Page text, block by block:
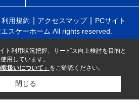
利用規約 アクセスマップ
PCサイト
スケーホーム All rights reserved.
ト利用状況把握、サービス向上検討を目的と
用しています。
扱いについて」 をご確認ください。
閉じる